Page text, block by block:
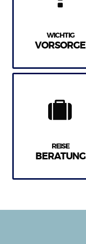
WICHTIG
VORSORGE
REISE
BERATUNG